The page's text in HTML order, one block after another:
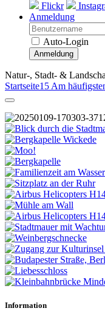
Flickr
Anmeldung
Auto-Login
Anmeldung
Natur-, Stadt- &
Startseite15 Am
Information